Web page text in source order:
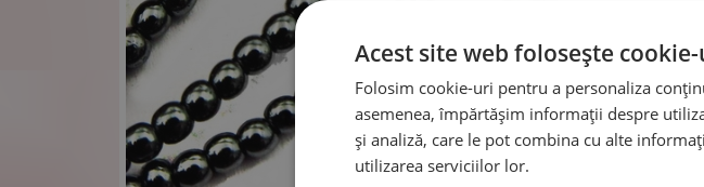
Acest site web folosește
Folosim cookie-uri pentru a personaliza
asemenea, împărtășim informații despre
și analiză, care le pot combina cu alte
utilizarea serviciilor lor.